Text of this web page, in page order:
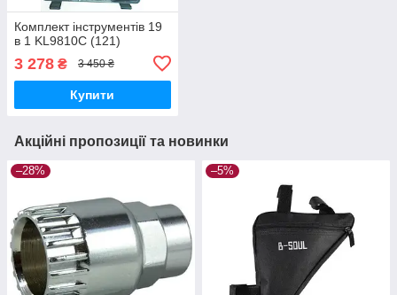
Комплект інструментів 19
в 1 KL9810С (121)
3 278 ₴ 3 450 ₴
Купити
Акційні пропозиції та новинки
–28% –5%